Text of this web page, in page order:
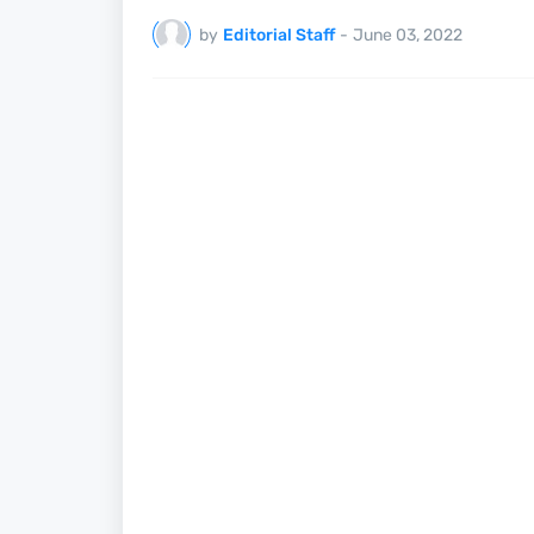
by Editorial Staff - June 03, 2022